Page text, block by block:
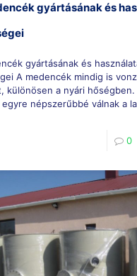
gyártásának és
gyártásának és
A medencék mindig is
különösen a nyári
népszerűbbé válnak a
0